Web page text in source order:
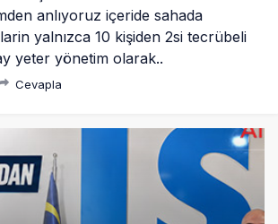
anlıyoruz içeride sahada
yalnızca 10 kişiden 2si tecrübeli
yeter yönetim olarak..
Cevapla